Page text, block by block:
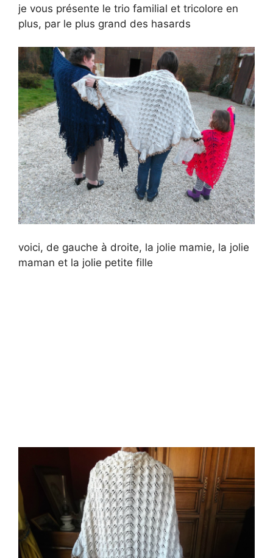
je vous présente le trio familial et tricolore en
plus, par le plus grand des hasards
voici, de gauche à droite, la jolie mamie, la jolie
maman et la jolie petite fille